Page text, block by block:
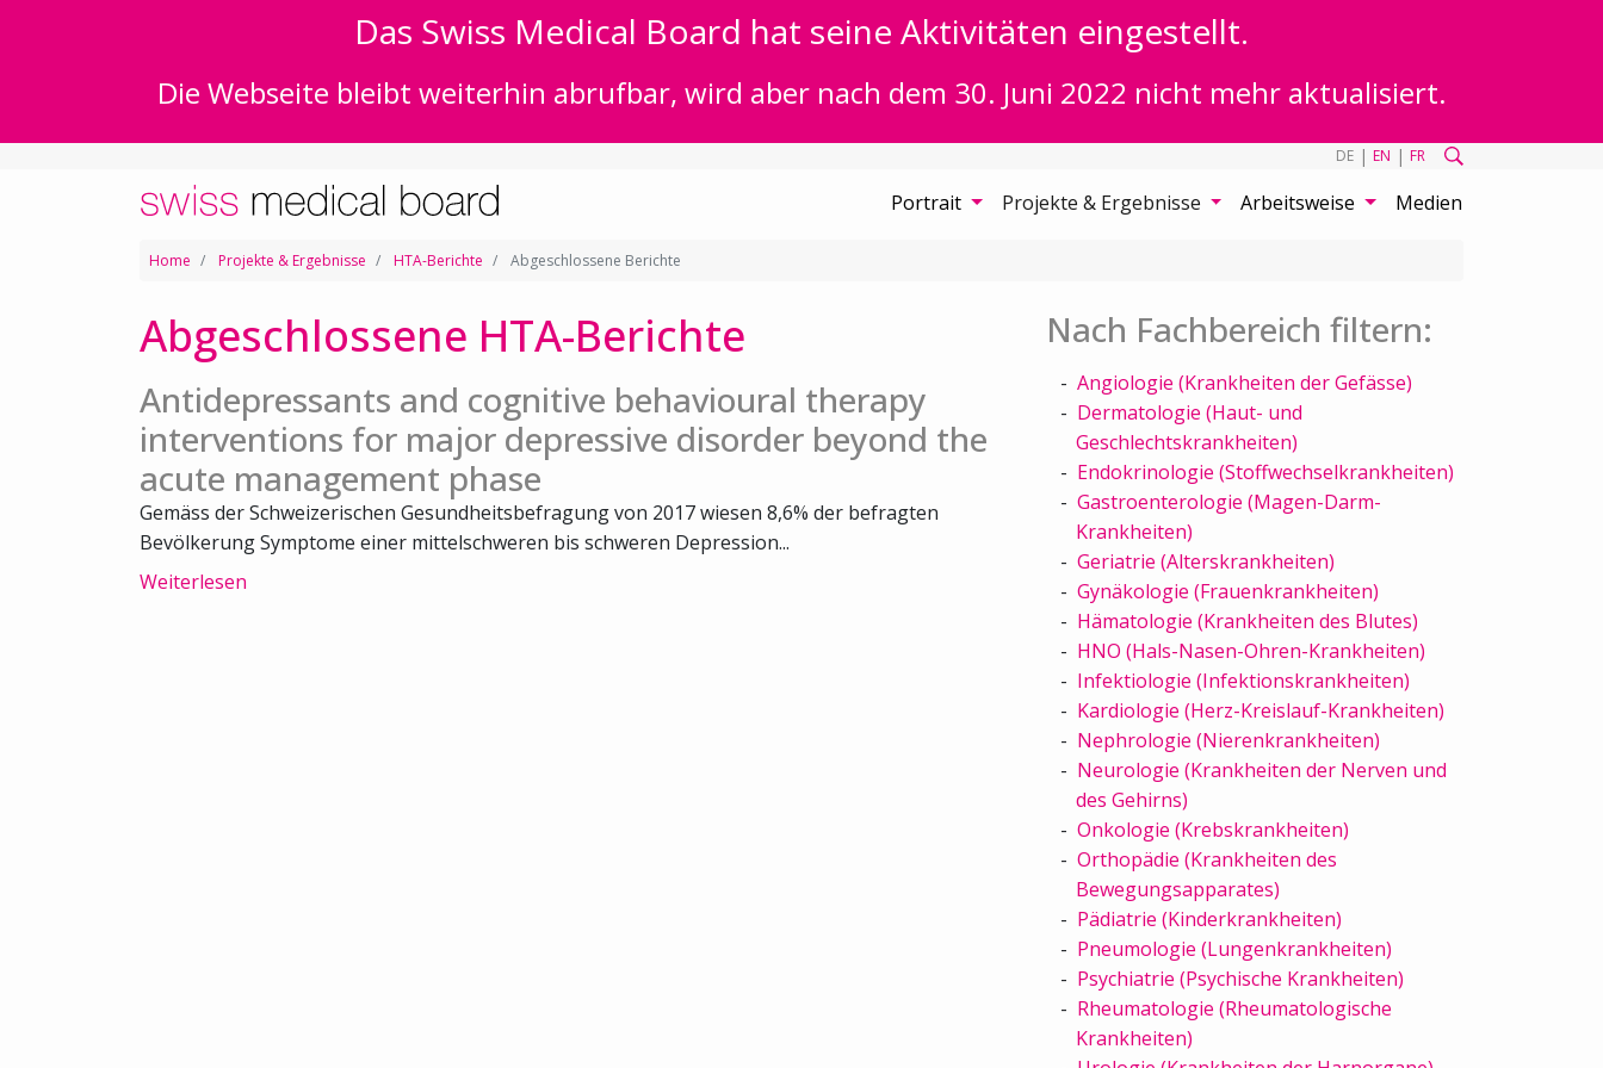
Das Swiss Medical Board hat seine Aktivitäten eingestellt.
Die Webseite bleibt weiterhin abrufbar, wird aber nach dem 30. Juni 2022 nicht mehr aktualisiert.
DE | EN | FR
Portrait Projekte & Ergebnisse Arbeitsweise Medien
Home Projekte & Ergebnisse HTA-Berichte Abgeschlossene Berichte
Abgeschlossene HTA-Berichte
Antidepressants and cognitive behavioural therapy
interventions for major depressive disorder beyond the
acute management phase
Gemäss der Schweizerischen Gesundheitsbefragung von 2017 wiesen 8,6% der befragten
Bevölkerung Symptome einer mittelschweren bis schweren Depression...
Weiterlesen
Nach Fachbereich filtern:
Angiologie (Krankheiten der Gefässe)
Dermatologie (Haut- und
Geschlechtskrankheiten)
Endokrinologie (Stoffwechselkrankheiten)
Gastroenterologie (Magen-Darm-
Krankheiten)
Geriatrie (Alterskrankheiten)
Gynäkologie (Frauenkrankheiten)
Hämatologie (Krankheiten des Blutes)
HNO (Hals-Nasen-Ohren-Krankheiten)
Infektiologie (Infektionskrankheiten)
Kardiologie (Herz-Kreislauf-Krankheiten)
Nephrologie (Nierenkrankheiten)
Neurologie (Krankheiten der Nerven und
des Gehirns)
Onkologie (Krebskrankheiten)
Orthopädie (Krankheiten des
Bewegungsapparates)
Pädiatrie (Kinderkrankheiten)
Pneumologie (Lungenkrankheiten)
Psychiatrie (Psychische Krankheiten)
Rheumatologie (Rheumatologische
Krankheiten)